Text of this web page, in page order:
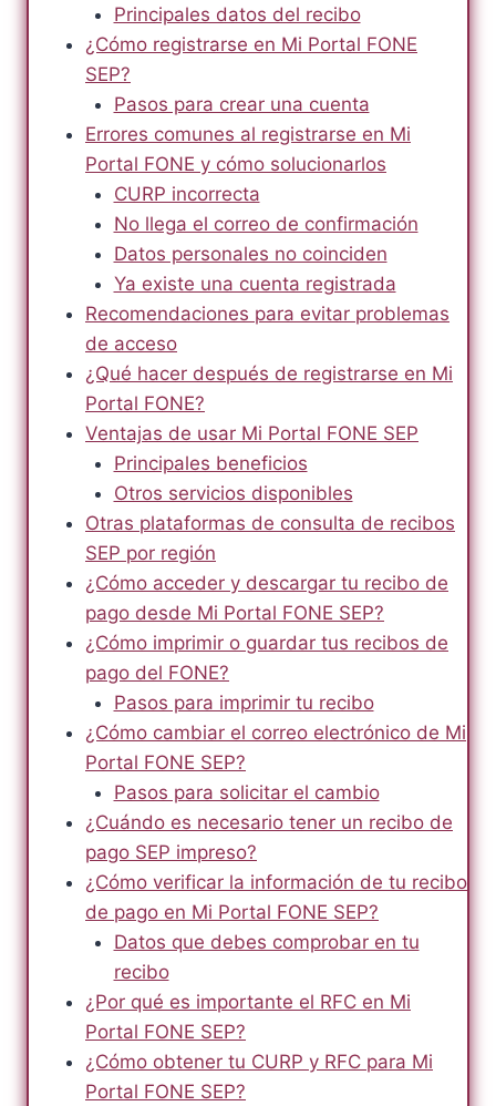
Principales datos del recibo
¿Cómo registrarse en Mi Portal FONE
SEP?
Pasos para crear una cuenta
Errores comunes al registrarse en Mi
Portal FONE y cómo solucionarlos
CURP incorrecta
No llega el correo de confirmación
Datos personales no coinciden
Ya existe una cuenta registrada
Recomendaciones para evitar problemas
de acceso
¿Qué hacer después de registrarse en Mi
Portal FONE?
Ventajas de usar Mi Portal FONE SEP
Principales beneficios
Otros servicios disponibles
Otras plataformas de consulta de recibos
SEP por región
¿Cómo acceder y descargar tu recibo de
pago desde Mi Portal FONE SEP?
¿Cómo imprimir o guardar tus recibos de
pago del FONE?
Pasos para imprimir tu recibo
¿Cómo cambiar el correo electrónico de Mi
Portal FONE SEP?
Pasos para solicitar el cambio
¿Cuándo es necesario tener un recibo de
pago SEP impreso?
¿Cómo verificar la información de tu recibo
de pago en Mi Portal FONE SEP?
Datos que debes comprobar en tu
recibo
¿Por qué es importante el RFC en Mi
Portal FONE SEP?
¿Cómo obtener tu CURP y RFC para Mi
Portal FONE SEP?